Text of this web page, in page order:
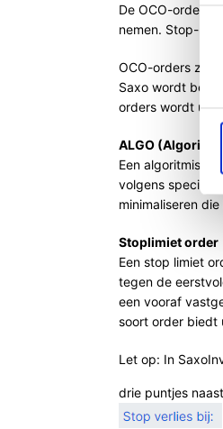
De OCO-order
nemen. Stop- en
OCO-orders zijn
Saxo wordt
orders wordt
ALGO
Een
volgens
minimaliseren
Stoplimiet order
Een stop limiet
tegen de
een vooraf
soort order biedt
Let op: In
drie puntjes